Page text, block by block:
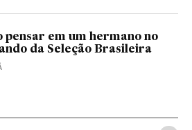
pensar em um hermano no
da Seleção Brasileira